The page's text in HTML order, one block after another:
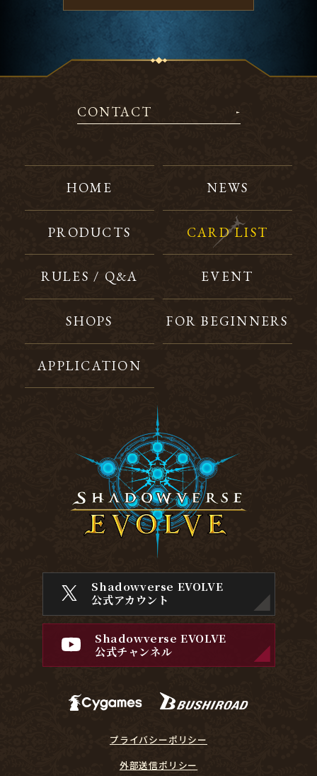
CONTACT
HOME NEWS
PRODUCTS CARD LIST
RULES / Q&A EVENT
SHOPS FOR BEGINNERS
APPLICATION
Shadowverse EVOLVE
公式アカウント
Shadowverse EVOLVE
公式チャンネル
プライバシーポリシー
外部送信ポリシー